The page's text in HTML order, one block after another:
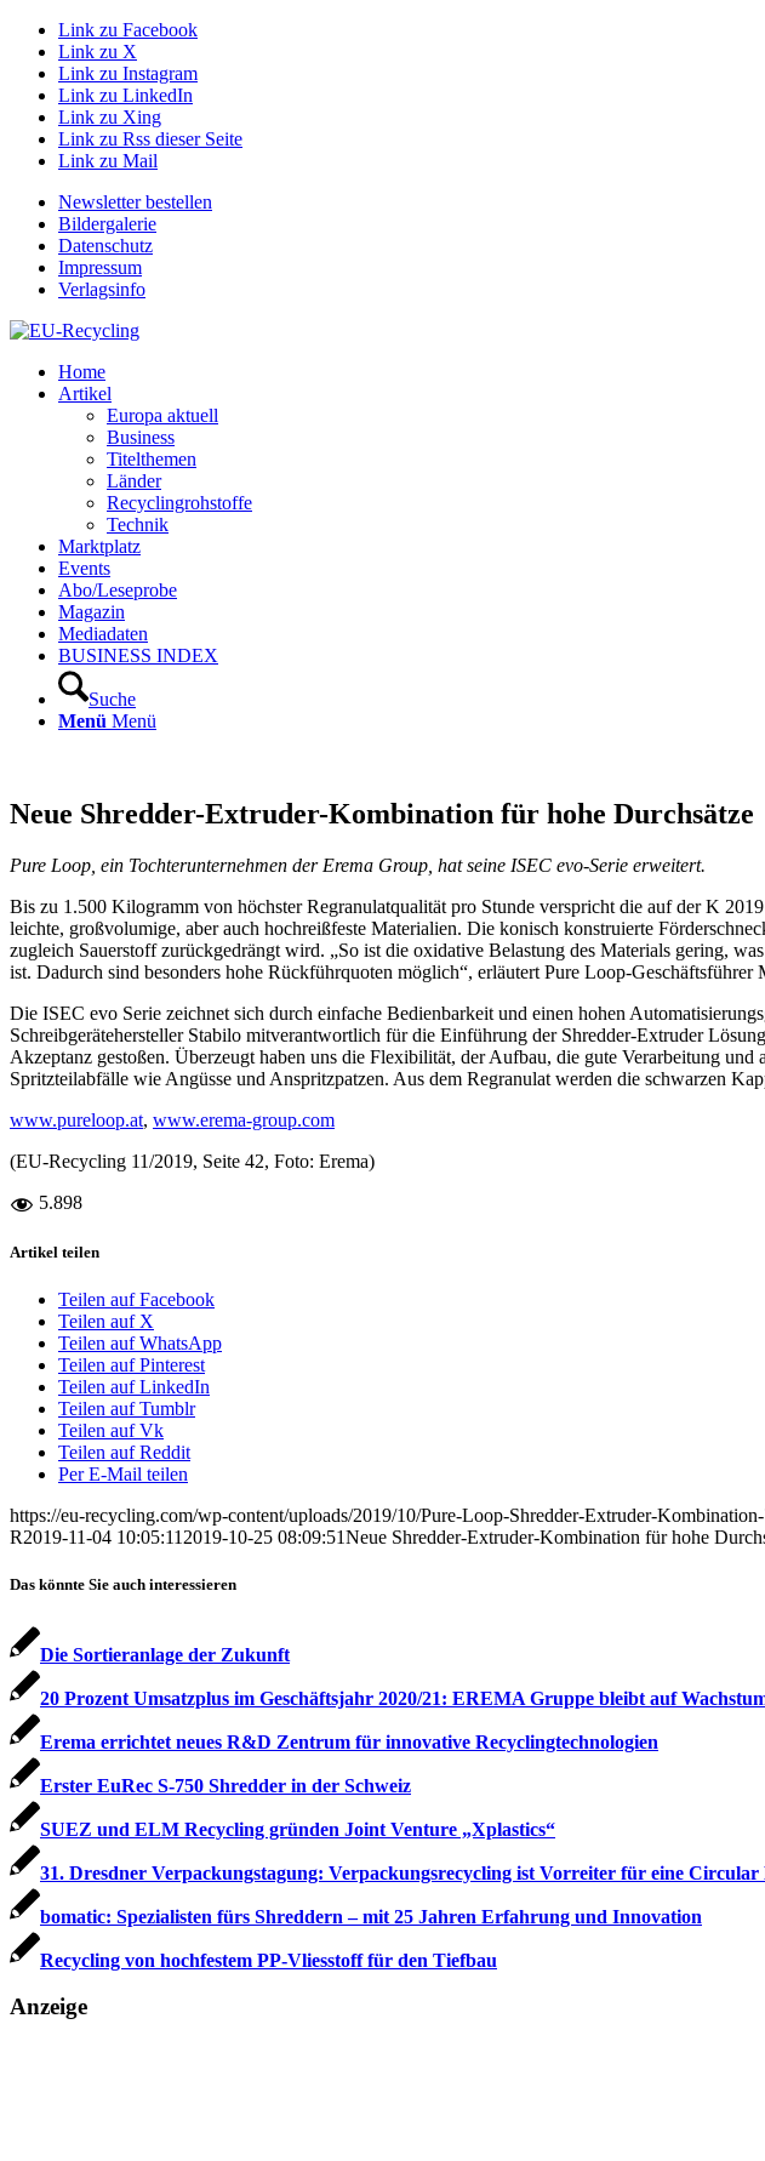
Link zu Facebook
Link zu X
Link zu Instagram
Link zu LinkedIn
Link zu Xing
Link zu Rss dieser Seite
Link zu Mail
Newsletter bestellen
Bildergalerie
Datenschutz
Impressum
Verlagsinfo
Home
Artikel
Europa aktuell
Business
Titelthemen
Länder
Recyclingrohstoffe
Technik
Marktplatz
Events
Abo/Leseprobe
Magazin
Mediadaten
BUSINESS INDEX
Suche
Menü Menü
Neue Shredder-Extruder-Kombination für hohe Durchsätze
Pure Loop, ein Tochterunternehmen der Erema Group, hat seine ISEC evo-Serie erweitert.
Bis zu 1.500 Kilogramm von höchster Regranulatqualität pro Stunde verspricht die auf der K
leichte, großvolumige, aber auch hochreißfeste Materialien. Die konisch konstruierte
zugleich Sauerstoff zurückgedrängt wird. „So ist die oxidative Belastung des Materials gering,
ist. Dadurch sind besonders hohe Rückführquoten möglich“, erläutert Pure Loop-Geschäftsführer
Die ISEC evo Serie zeichnet sich durch einfache Bedienbarkeit und einen hohen
Schreibgerätehersteller Stabilo mitverantwortlich für die Einführung der Shredder-Extruder
Akzeptanz gestoßen. Überzeugt haben uns die Flexibilität, der Aufbau, die gute Verarbeitung
Spritzteilabfälle wie Angüsse und Anspritzpatzen. Aus dem Regranulat werden die schwarzen
www.pureloop.at, www.erema-group.com
(EU-Recycling 11/2019, Seite 42, Foto: Erema)
5.898
Artikel teilen
Teilen auf Facebook
Teilen auf X
Teilen auf WhatsApp
Teilen auf Pinterest
Teilen auf LinkedIn
Teilen auf Tumblr
Teilen auf Vk
Teilen auf Reddit
Per E-Mail teilen
https://eu-recycling.com/wp-content/uploads/2019/10/Pure-Loop-Shredder-Extruder-
R2019-11-04 10:05:11 2019-10-25 08:09:51Neue Shredder-Extruder-Kombination für hohe
Das könnte Sie auch interessieren
Die Sortieranlage der Zukunft
20 Prozent Umsatzplus im Geschäftsjahr 2020/21: EREMA Gruppe bleibt auf
Erema errichtet neues R&D Zentrum für innovative Recyclingtechnologien
Erster EuRec S-750 Shredder in der Schweiz
SUEZ und ELM Recycling gründen Joint Venture „Xplastics“
31. Dresdner Verpackungstagung: Verpackungsrecycling ist Vorreiter für eine Circular
bomatic: Spezialisten fürs Shreddern – mit 25 Jahren Erfahrung und Innovation
Recycling von hochfestem PP-Vliesstoff für den Tiefbau
Anzeige